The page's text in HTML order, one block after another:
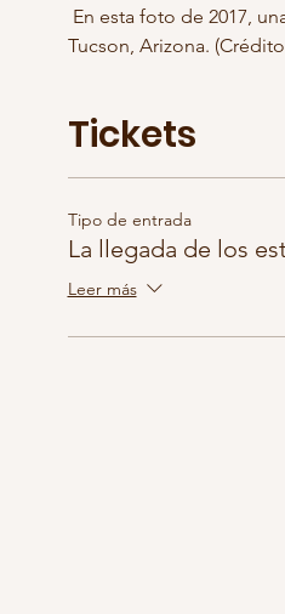
Tucson, Arizona.
Tickets
Tipo de entrada
La llegada de los
Leer más